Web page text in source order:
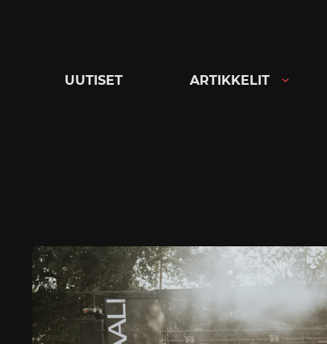
UUTISET ARTIKKELIT